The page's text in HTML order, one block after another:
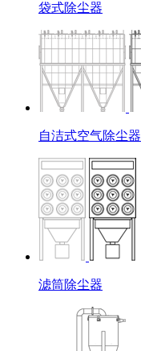
袋式除尘器
自洁式空气除尘器
滤筒除尘器